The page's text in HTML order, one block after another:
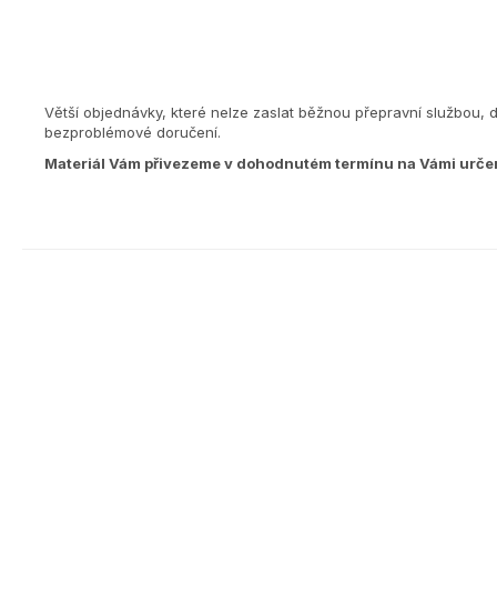
Větší objednávky, které nelze zaslat běžnou přepravní službou,
bezproblémové doručení.
Materiál Vám přivezeme v dohodnutém termínu na Vámi